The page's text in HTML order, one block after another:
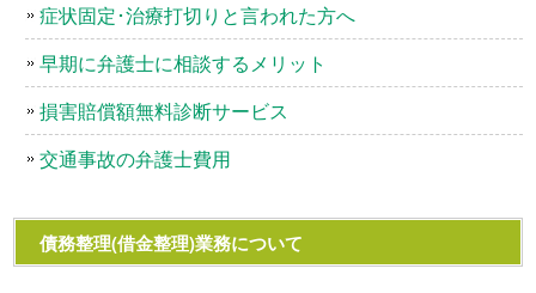
症状固定･治療打切りと言われた方へ
早期に弁護士に相談するメリット
損害賠償額無料診断サービス
交通事故の弁護士費用
債務整理(借金整理)業務について